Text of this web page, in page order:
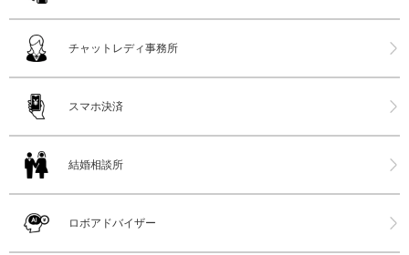
チャットレディ事務所
スマホ決済
結婚相談所
ロボアドバイザー